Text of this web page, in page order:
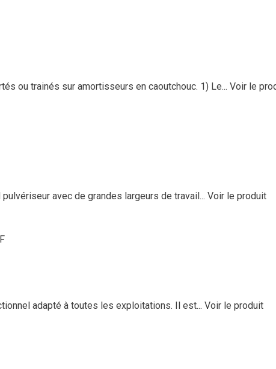
ou trainés sur amortisseurs en caoutchouc. 1) Le... Voir le
avec de grandes largeurs de travail... Voir le produit
adapté à toutes les exploitations. Il est... Voir le produit